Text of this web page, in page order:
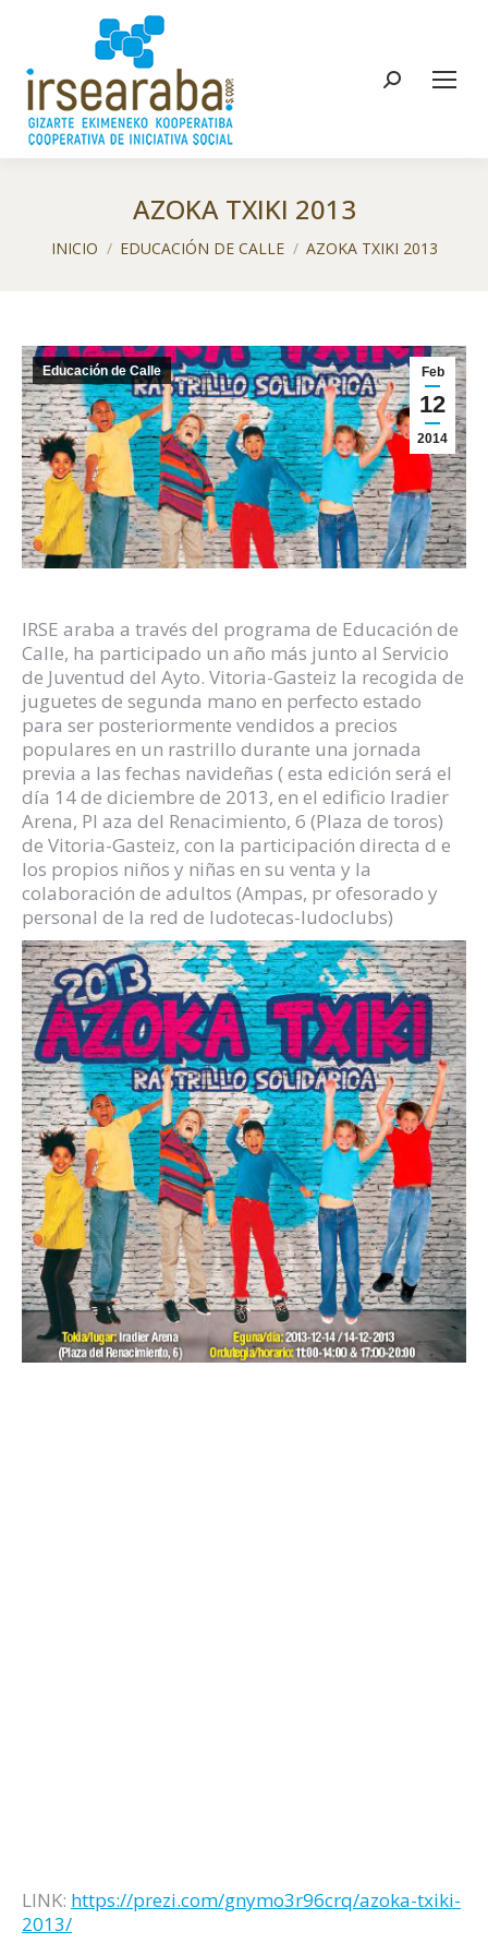
Buscar:
AZOKA TXIKI 2013
Estás aquí:
INICIO EDUCACIÓN DE CALLE AZOKA TXIKI 2013
Feb
12
2014
Educación de Calle
IRSE araba a través del programa de Educación de
Calle, ha participado un año más junto al Servicio
de Juventud del Ayto. Vitoria-Gasteiz la recogida de
juguetes de segunda mano en perfecto estado
para ser posteriormente vendidos a precios
populares en un rastrillo durante una jornada
previa a las fechas navideñas ( esta edición será el
día 14 de diciembre de 2013, en el edificio Iradier
Arena, Pl aza del Renacimiento, 6 (Plaza de toros)
de Vitoria-Gasteiz, con la participación directa d e
los propios niños y niñas en su venta y la
colaboración de adultos (Ampas, pr ofesorado y
personal de la red de ludotecas-ludoclubs)
LINK: https://prezi.com/gnymo3r96crq/azoka-txiki-
2013/